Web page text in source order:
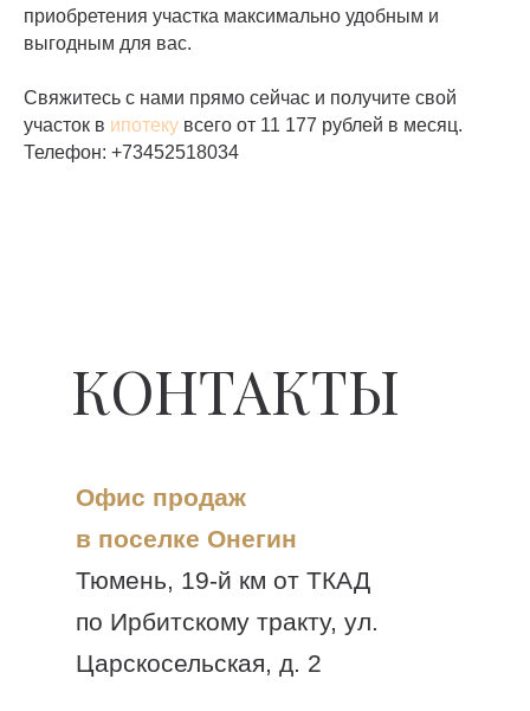
приобретения участка максимально удобным и
выгодным для вас.
Свяжитесь с нами прямо сейчас и получите свой
участок в ипотеку всего от 11 177 рублей в месяц.
Телефон: +73452518034
КОНТАКТЫ
Офис продаж
в поселке Онегин
Тюмень, 19-й км от ТКАД
по Ирбитскому тракту, ул.
Царскосельская, д. 2